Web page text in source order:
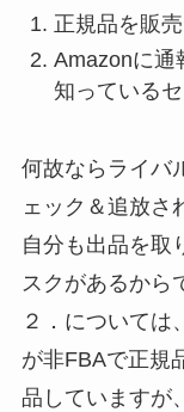
正規品を販
Amazonに通
知っている
何故ならライバ
ェック＆追放さ
自分も出品を取
スクがあるから
２．については
が非FBAで正規
品していますが